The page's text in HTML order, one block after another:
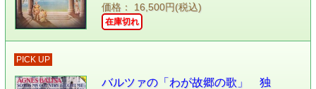
価格： 16,500円(税込)
在庫切れ
PICK UP
バルツァの「わが故郷の歌」 独